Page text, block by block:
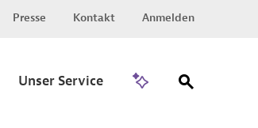
Presse Kontakt Anmelden
Unser Service